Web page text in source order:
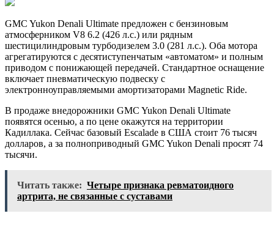
GMC Yukon Denali Ultimate предложен с бензиновым
атмосферником V8 6.2 (426 л.с.) или рядным
шестицилиндровым турбодизелем 3.0 (281 л.с.). Оба мотора
агрегатируются с десятиступенчатым «автоматом» и полным
приводом с понижающей передачей. Стандартное оснащение
включает пневматическую подвеску с
электронноуправляемыми амортизаторами Magnetic Ride.
В продаже внедорожники GMC Yukon Denali Ultimate
появятся осенью, а по цене окажутся на территории
Кадиллака. Сейчас базовый Escalade в США стоит 76 тысяч
долларов, а за полноприводный GMC Yukon Denali просят 74
тысячи.
Читать также: Четыре признака ревматоидного
артрита, не связанные с суставами